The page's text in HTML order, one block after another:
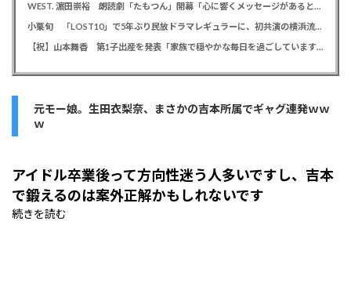
WEST. 濵田崇裕 朗読劇「たもつん」開幕「心に響くメッセージがあると感じています」
小栗旬 「LOST10」で5年ぶり民放ドラマレギュラーに、初共演の横浜流星とバディ役「もう最高です」
【祝】山本舞香 第1子出産を発表「家族で穏やかな毎日を過ごしています」、夫はマイファスHiro
元モー娘。生田衣梨奈、まさかの吉本所属でギャグ連発ｗｗ
ｗ
アイドル卒業後って方向性迷う人多いですし、吉本
で鍛えるのは案外正解かもしれないです
続きを読む